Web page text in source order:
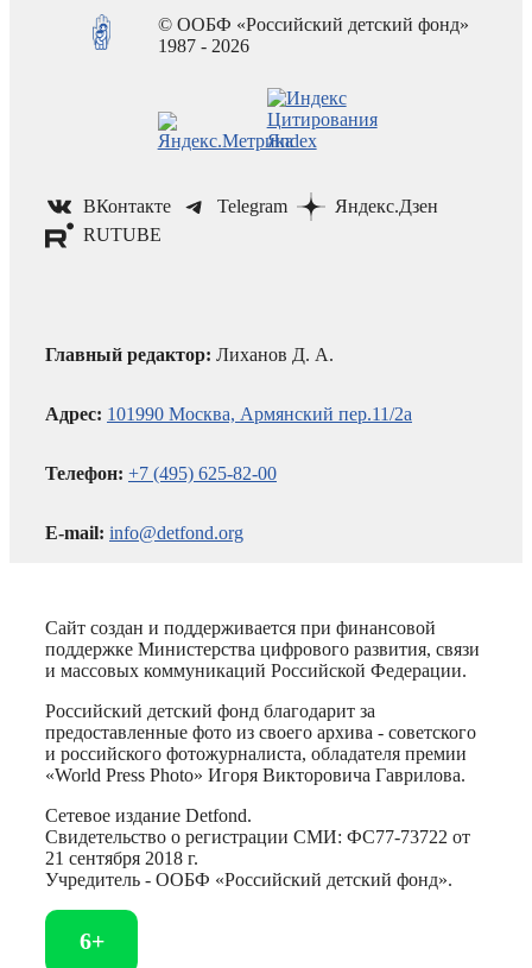
© ООБФ «Российский детский фонд»
1987 - 2026
ВКонтакте Telegram
Яндекс.Дзен
RUTUBE
Главный редактор: Лиханов Д. А.
Адрес: 101990 Москва, Армянский пер.11/2а
Телефон: +7 (495) 625-82-00
E-mail: info@detfond.org
Сайт создан и поддерживается при финансовой
поддержке Министерства цифрового развития, связи
и массовых коммуникаций Российской Федерации.
Российский детский фонд благодарит за
предоставленные фото из своего архива - советского
и российского фотожурналиста, обладателя премии
«World Press Photo» Игоря Викторовича Гаврилова.
Сетевое издание Detfond.
Свидетельство о регистрации СМИ: ФС77-73722 от
21 сентября 2018 г.
Учредитель - ООБФ «Российский детский фонд».
6+